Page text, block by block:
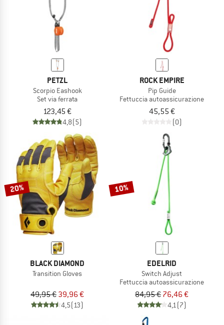
PETZL
Scorpio Eashook
Set via ferrata
123,45 €
4,8(5)
ROCK EMPIRE
Pip Guide
Fettuccia autoassicurazione
45,55 €
(0)
20%
BLACK DIAMOND
Transition Gloves
49,95 € 39,96 €
4,5(13)
10%
EDELRID
Switch Adjust
Fettuccia autoassicurazione
84,95 € 76,46 €
4,1(7)